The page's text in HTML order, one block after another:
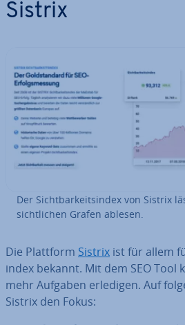
Sistrix
Der Sicht­bar­keits­in­dex von Sistrix
sicht­li­chen Grafen ablesen.
Die Plattform Sistrix ist für allem
in­dex bekannt. Mit dem SEO Tool
mehr Aufgaben erledigen. Auf
Sistrix den Fokus: